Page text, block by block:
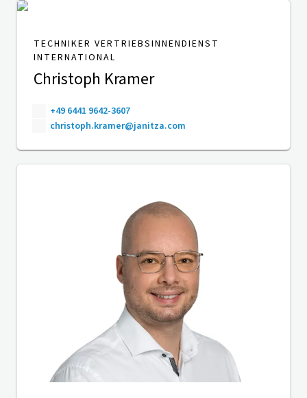
TECHNIKER VERTRIEBSINNENDIENST
INTERNATIONAL
Christoph Kramer
+49 6441 9642-3607
christoph.kramer@janitza.com